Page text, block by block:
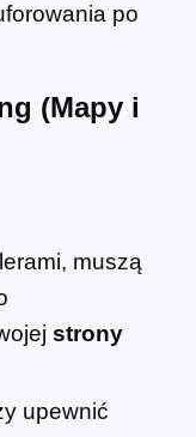
po
(Mapy i
muszą
strony
upewnić